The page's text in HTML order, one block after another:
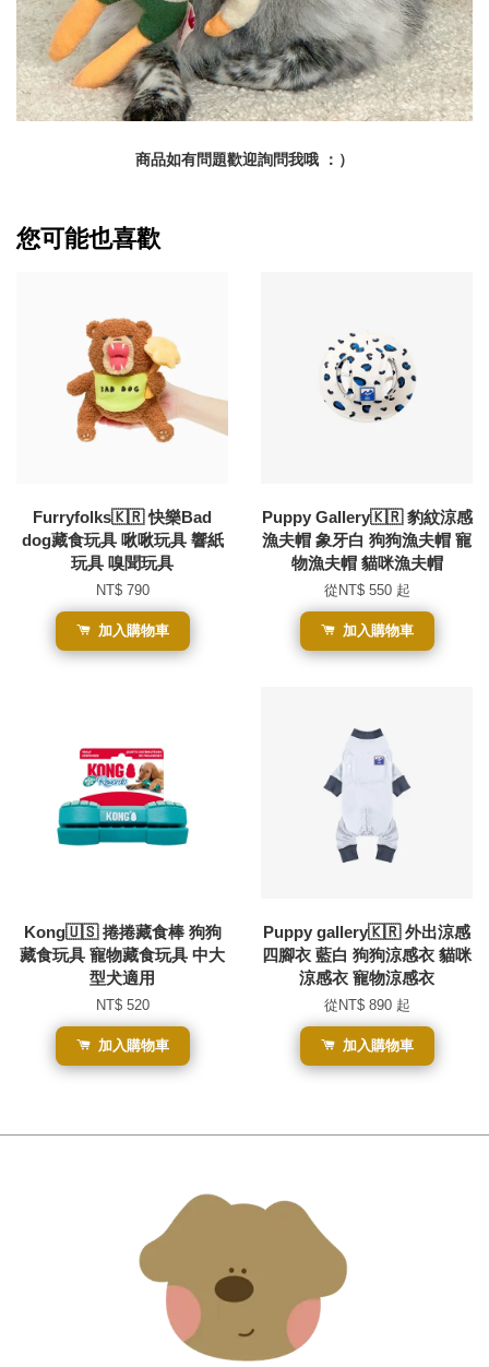
商品如有問題歡迎詢問我哦 ：）
您可能也喜歡
Furryfolks🇰🇷 快樂Bad
dog藏食玩具 啾啾玩具 響紙
玩具 嗅聞玩具
NT$ 790
加入購物車
Puppy Gallery🇰🇷 豹紋涼感
漁夫帽 象牙白 狗狗漁夫帽 寵
物漁夫帽 貓咪漁夫帽
從NT$ 550 起
加入購物車
Kong🇺🇸 捲捲藏食棒 狗狗
藏食玩具 寵物藏食玩具 中大
型犬適用
NT$ 520
加入購物車
Puppy gallery🇰🇷 外出涼感
四腳衣 藍白 狗狗涼感衣 貓咪
涼感衣 寵物涼感衣
從NT$ 890 起
加入購物車